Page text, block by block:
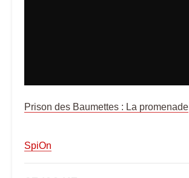
Prison des Baumettes : La promenade
SpiOn